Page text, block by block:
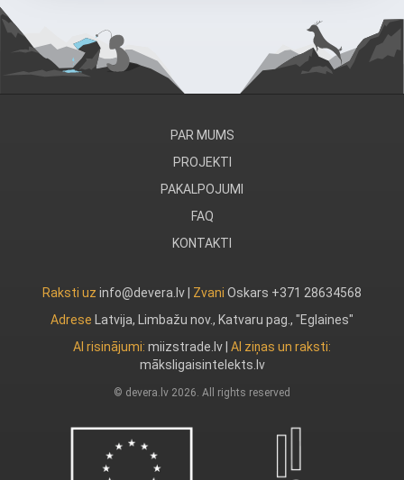
PAR MUMS
PROJEKTI
PAKALPOJUMI
FAQ
KONTAKTI
Raksti uz info@devera.lv | Zvani Oskars +371 28634568
Adrese
Latvija, Limbažu nov., Katvaru pag., "Eglaines"
AI risinājumi: miizstrade.lv AI ziņas un raksti:
māksligaisintelekts.lv
© devera.lv 2026. All rights reserved